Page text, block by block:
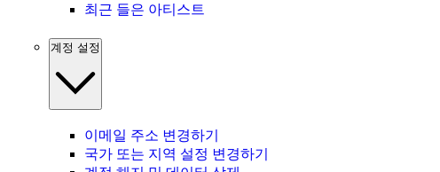
최근 들은 아티스트
계정 설정
이메일 주소 변경하기
국가 또는 지역 설정 변경하기